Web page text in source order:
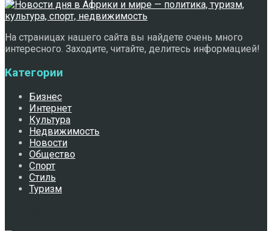
На страницах нашего сайта вы найдете очень много
интересного. Заходите, читайте, делитесь информацией!
Категории
Бизнес
Интернет
Культура
Недвижимость
Новости
Общество
Спорт
Стиль
Туризм